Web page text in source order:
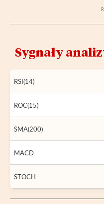
Sygnały
RSI(14)
ROC(15)
SMA(200)
MACD
STOCH